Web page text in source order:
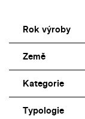
Rok výroby
Země
Kategorie
Typologie